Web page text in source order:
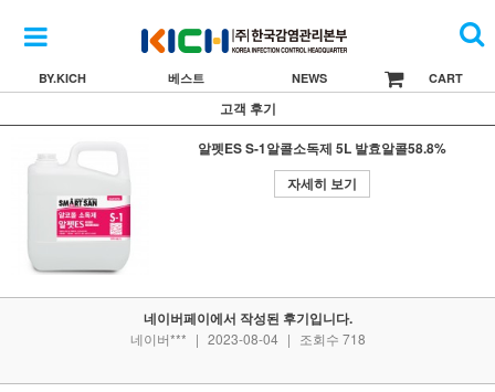
BY.KICH 베스트 NEWS CART
고객 후기
알펫ES S-1알콜소독제 5L 발효알콜58.8%
자세히 보기
네이버페이에서 작성된 후기입니다.
네이버*** | 2023-08-04 | 조회수 718